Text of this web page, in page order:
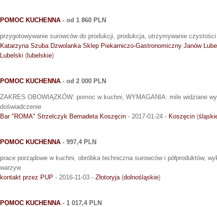
POMOC KUCHENNA - od 1 860 PLN
przygotowywanie surowców do produkcji, produkcja, utrzymywanie
Katarzyna Szuba Dzwolanka Sklep Piekarniczo-Gastronomiczny Janów
Lubelski (lubelskie)
POMOC KUCHENNA - od 2 000 PLN
ZAKRES OBOWIĄZKÓW: pomoc w kuchni; WYMAGANIA: mile widziane
doświadczenie
Bar "ROMA" Strzelczyk Bernadeta Koszęcin - 2017-01-24 - Koszęcin (
POMOC KUCHENNA - 997,4 PLN
prace porządowe w kuchni, obróbka techniczna surowców i półproduktów,
warzyw
kontakt przez PUP - 2016-11-03 - Złotoryja (dolnośląskie)
POMOC KUCHENNA - 1 017,4 PLN